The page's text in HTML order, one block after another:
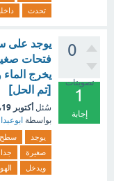
تحدث
0
تصويتات
1
إجابة
يوجد على
فتحات
يخرج الماء
[تم الحل]
سُئل أكتوبر 19، 2025
بواسطة
يوجد سطح
صغيرة
جدا
ويدخل